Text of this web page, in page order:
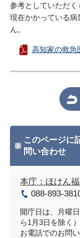
参考としていただく
現在かかっている
ん。
高知家の救急
このページに
問い合わせ
本庁：ほけん
088-893-
開庁日は、月曜
ら1月3日を除く）
お電話でのお問